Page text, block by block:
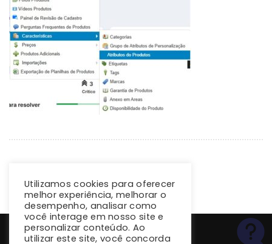
Utilizamos cookies para oferecer
melhor experiência, melhorar o
desempenho, analisar como
você interage em nosso site e
personalizar conteúdo. Ao
utilizar este site, você concorda